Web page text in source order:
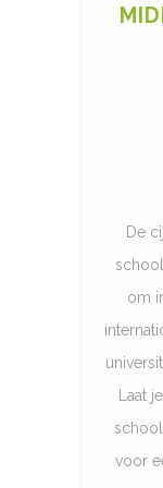
De
om
Laat
voor